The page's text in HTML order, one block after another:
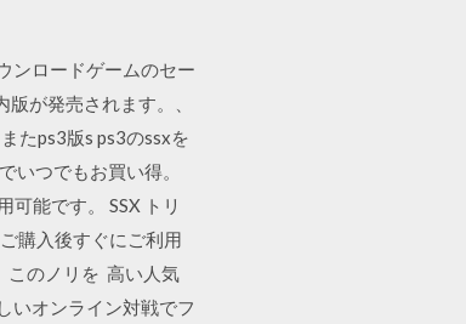
ンロードゲームのセー
が発売されます。、
たps3版s ps3のssxを
いつでもお買い得。
能です。 SSX トリ
購入後すぐにご利用
このノリを 高い人気
いオンライン対戦でフ